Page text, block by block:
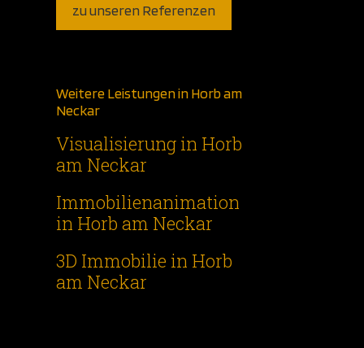
zu unseren Referenzen
Weitere Leistungen in Horb am
Neckar
Visualisierung in Horb
am Neckar
Immobilienanimation
in Horb am Neckar
3D Immobilie in Horb
am Neckar